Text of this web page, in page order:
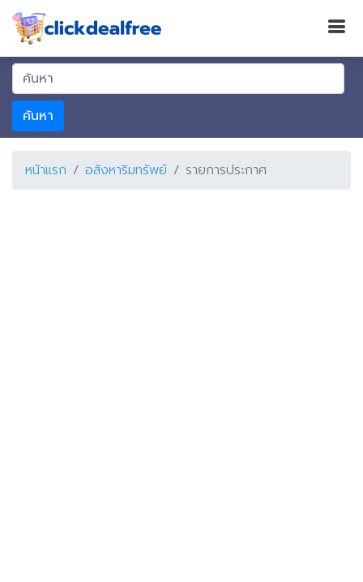
ค้นหา
หน้าแรก อสังหาริมทรัพย์ รายการประกาศ